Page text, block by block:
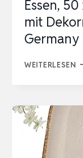
…
Essen,
mit
Germany
WEITERLESEN